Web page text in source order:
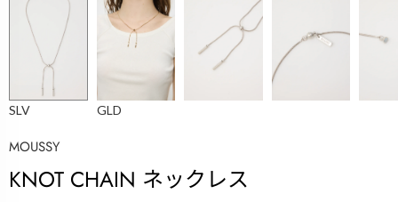
SLV GLD
MOUSSY
KNOT CHAIN ネックレス